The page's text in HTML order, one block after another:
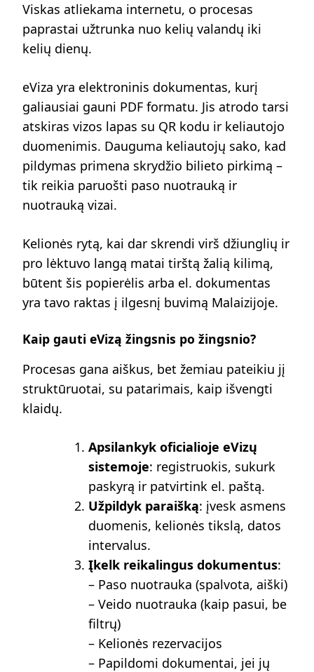
Viskas atliekama internetu, o procesas
paprastai užtrunka nuo kelių valandų iki
kelių dienų.
eViza yra elektroninis dokumentas, kurį
galiausiai gauni PDF formatu. Jis atrodo tarsi
atskiras vizos lapas su QR kodu ir keliautojo
duomenimis. Dauguma keliautojų sako, kad
pildymas primena skrydžio bilieto pirkimą –
tik reikia paruošti paso nuotrauką ir
nuotrauką vizai.
Kelionės rytą, kai dar skrendi virš džiunglių ir
pro lėktuvo langą matai tirštą žalią kilimą,
būtent šis popierėlis arba el. dokumentas
yra tavo raktas į ilgesnį buvimą Malaizijoje.
Kaip gauti eVizą žingsnis po žingsnio?
Procesas gana aiškus, bet žemiau pateikiu jį
struktūruotai, su patarimais, kaip išvengti
klaidų.
Apsilankyk oficialioje eVizų
sistemoje: registruokis, sukurk
paskyrą ir patvirtink el. paštą.
Užpildyk paraišką: įvesk asmens
duomenis, kelionės tikslą, datos
intervalus.
Įkelk reikalingus dokumentus:
– Paso nuotrauka (spalvota, aiški)
– Veido nuotrauka (kaip pasui, be
filtrų)
– Kelionės rezervacijos
– Papildomi dokumentai, jei jų